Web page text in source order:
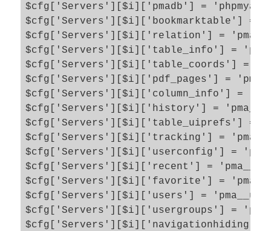
$cfg['Servers'][$i]['pmadb'] =
$cfg['Servers'][$i]['bookmarktable'] =
$cfg['Servers'][$i]['relation'] =
$cfg['Servers'][$i]['table_info'] =
$cfg['Servers'][$i]['table_coords'] =
$cfg['Servers'][$i]['pdf_pages'] =
$cfg['Servers'][$i]['column_info'] =
$cfg['Servers'][$i]['history'] =
$cfg['Servers'][$i]['table_uiprefs'] =
$cfg['Servers'][$i]['tracking'] =
$cfg['Servers'][$i]['userconfig'] =
$cfg['Servers'][$i]['recent'] =
$cfg['Servers'][$i]['favorite'] =
$cfg['Servers'][$i]['users'] =
$cfg['Servers'][$i]['usergroups'] =
$cfg['Servers'][$i]['navigationhiding'] =